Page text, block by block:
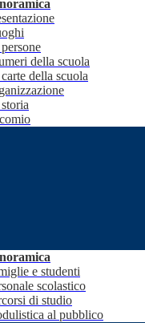
della scuola
della scuola
e studenti
scolastico
di studio
al pubblico